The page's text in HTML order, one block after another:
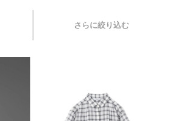
さらに絞り込む